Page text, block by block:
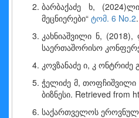
ბარბაქაძე ხ,
მეცნიერები“ ტომ. 6 No.2
კახნიაშვილი ნ,
საერთაშორისო
კოვზანაძე ი, კ
ჭელიძე მ, თოფჩიშვილი
ბიზნესი. Retrieved from
საქართველოს